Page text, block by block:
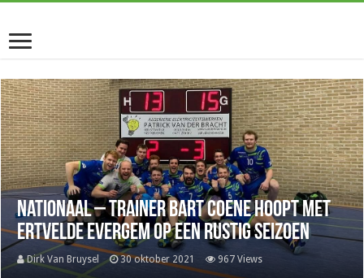
Nationaal – Trainer Bart Coene hoopt met
Ertvelde Evergem op een rustig seizoen
Dirk Van Bruysel 30 oktober 2021 967 Views